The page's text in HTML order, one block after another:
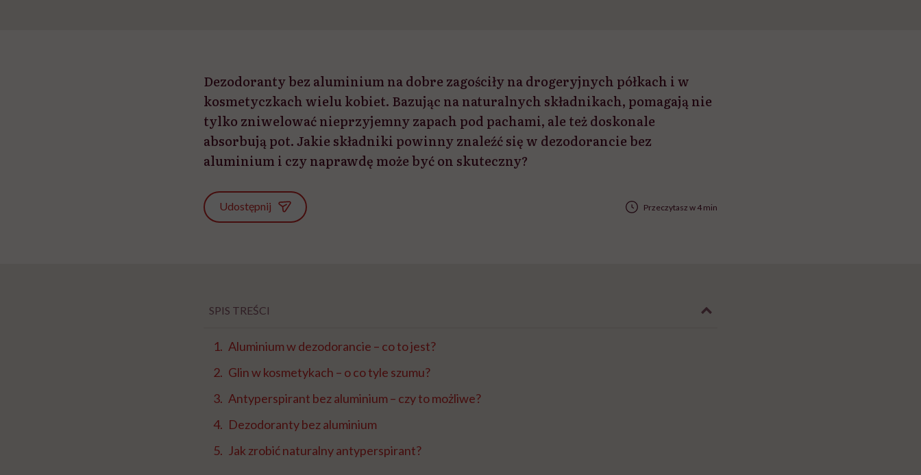
Dezodoranty bez aluminium na dobre zagościły na drogeryjnych półkach i w
kosmetyczkach wielu kobiet. Bazując na naturalnych składnikach, pomagają nie
tylko zniwelować nieprzyjemny zapach pod pachami, ale też doskonale
absorbują pot. Jakie składniki powinny znaleźć się w dezodorancie bez
aluminium i czy naprawdę może być on skuteczny?
Udostępnij Przeczytasz w 4 min
SPIS TREŚCI
Aluminium w dezodorancie – co to jest?
Glin w kosmetykach – o co tyle szumu?
Antyperspirant bez aluminium – czy to możliwe?
Dezodoranty bez aluminium
Jak zrobić naturalny antyperspirant?